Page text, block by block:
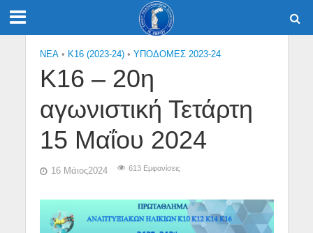
NEA • Κ16 (2023-24) • ΥΠΟΔΟΜΕΣ 2023-24
Κ16 – 20η
αγωνιστική Τετάρτη
15 Μαΐου 2024
16 Μάιος2024 613 Εμφανίσεις